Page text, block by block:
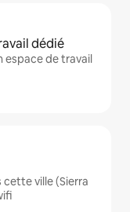
dédié
espace de travail
cette ville (Sierra